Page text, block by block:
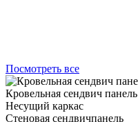
Посмотреть все
Кровельная сендвич панель
Несущий каркас
Стеновая сендвичпанель